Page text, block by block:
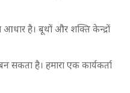
है। बूथों और शक्ति केन्द्रों
सकता है। हमारा एक कार्यकर्ता